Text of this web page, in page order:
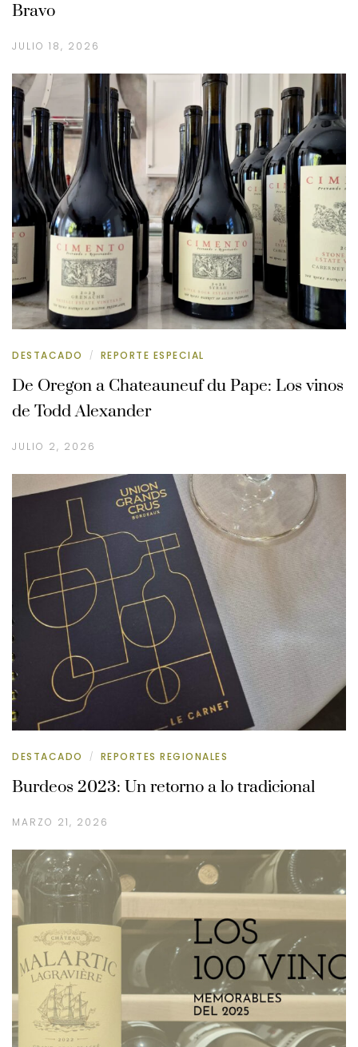
Bravo
JULIO 18, 2026
DESTACADO / REPORTE ESPECIAL
De Oregon a Chateauneuf du Pape: Los vinos
de Todd Alexander
JULIO 2, 2026
DESTACADO / REPORTES REGIONALES
Burdeos 2023: Un retorno a lo tradicional
MARZO 21, 2026